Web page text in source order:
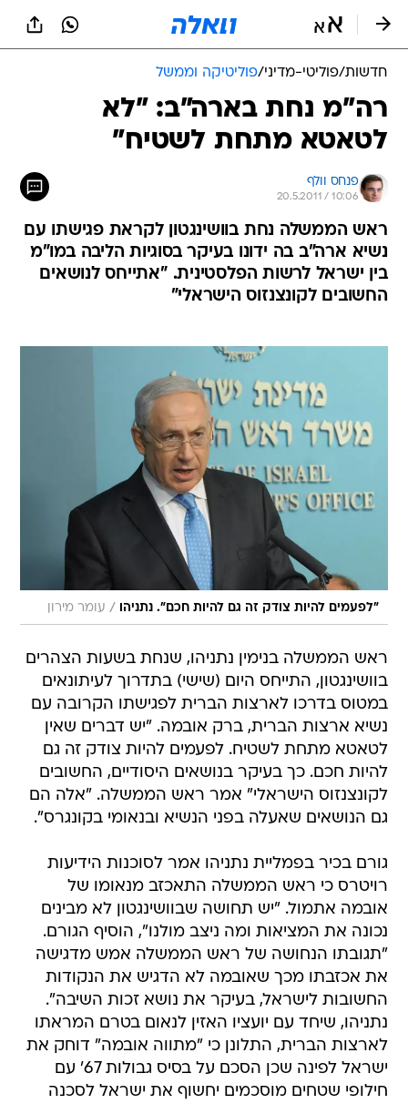
חדשות/פוליטי-מדיני/פוליטיקה וממשל
רה"מ נחת בארה"ב: "לא
לטאטא מתחת לשטיח"
פנחס וולף
20.5.2011 / 10:06
ראש הממשלה נחת בוושינגטון לקראת פגישתו עם
נשיא ארה"ב בה ידונו בעיקר בסוגיות הליבה במו"מ
בין ישראל לרשות הפלסטינית. "אתייחס לנושאים
החשובים לקונצנזוס הישראלי"
"לפעמים להיות צודק זה גם להיות חכם". נתניהו / עומר מירון
ראש הממשלה בנימין נתניהו, שנחת בשעות הצהרים
בוושינגטון, התייחס היום (שישי) בתדרוך לעיתונאים
במטוס בדרכו לארצות הברית לפגישתו הקרובה עם
נשיא ארצות הברית, ברק אובמה. "יש דברים שאין
לטאטא מתחת לשטיח. לפעמים להיות צודק זה גם
להיות חכם. כך בעיקר בנושאים היסודיים, החשובים
לקונצנזוס הישראלי" אמר ראש הממשלה. "אלה הם
גם הנושאים שאעלה בפני הנשיא ובנאומי בקונגרס".
גורם בכיר בפמליית נתניהו אמר לסוכנות הידיעות
רויטרס כי ראש הממשלה התאכזב מנאומו של
אובמה אתמול. "יש תחושה שבוושינגטון לא מבינים
נכונה את המציאות ומה ניצב מולנו", הוסיף הגורם.
"תגובתו הנחושה של ראש הממשלה אמש מדגישה
את אכזבתו מכך שאובמה לא הדגיש את הנקודות
החשובות לישראל, בעיקר את נושא זכות השיבה".
נתניהו, שיחד עם יועציו האזין לנאום בטרם המראתו
לארצות הברית, התלונן כי "מתווה אובמה" דוחק את
ישראל לפינה שכן הסכם על בסיס גבולות 67' עם
חילופי שטחים מוסכמים יחשוף את ישראל לסכנה